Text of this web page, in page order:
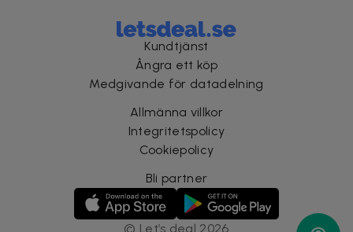
Kundtjänst
Ångra ett köp
Medgivande för datadelning
Allmänna villkor
Integritetspolicy
Cookiepolicy
Bli partner
© Let’s deal 2026